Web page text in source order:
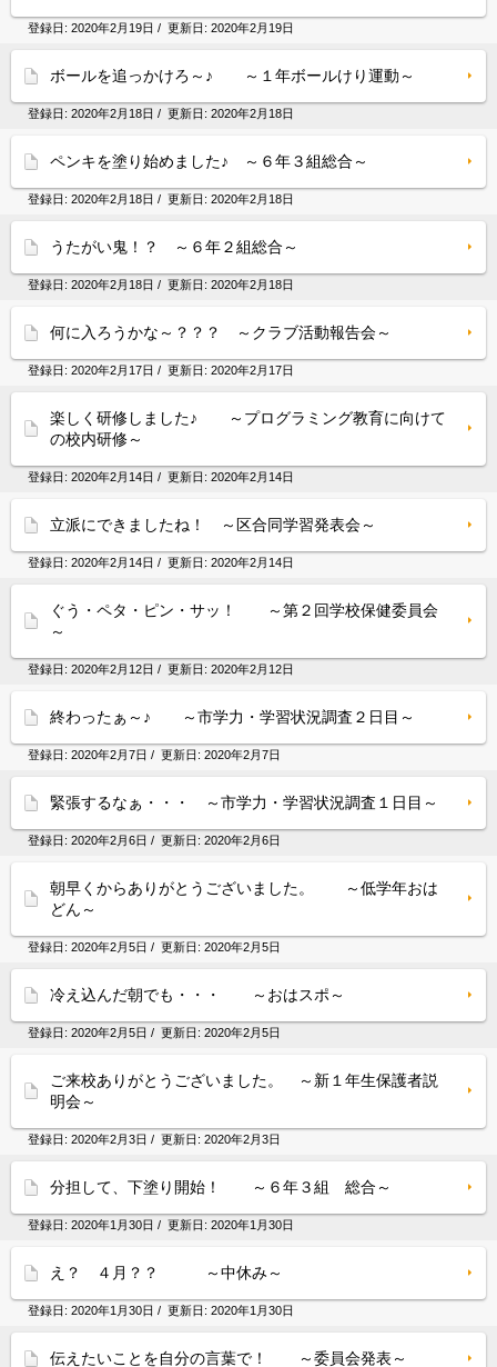
登録日: 2020年2月19日 / 更新日: 2020年2月19日
ボールを追っかけろ～♪ ～１年ボールけり運動～
登録日: 2020年2月18日 / 更新日: 2020年2月18日
ペンキを塗り始めました♪ ～６年３組総合～
登録日: 2020年2月18日 / 更新日: 2020年2月18日
うたがい鬼！？ ～６年２組総合～
登録日: 2020年2月18日 / 更新日: 2020年2月18日
何に入ろうかな～？？？ ～クラブ活動報告会～
登録日: 2020年2月17日 / 更新日: 2020年2月17日
楽しく研修しました♪ ～プログラミング教育に向けて
の校内研修～
登録日: 2020年2月14日 / 更新日: 2020年2月14日
立派にできましたね！ ～区合同学習発表会～
登録日: 2020年2月14日 / 更新日: 2020年2月14日
ぐう・ペタ・ピン・サッ！ ～第２回学校保健委員会
～
登録日: 2020年2月12日 / 更新日: 2020年2月12日
終わったぁ～♪ ～市学力・学習状況調査２日目～
登録日: 2020年2月7日 / 更新日: 2020年2月7日
緊張するなぁ・・・ ～市学力・学習状況調査１日目～
登録日: 2020年2月6日 / 更新日: 2020年2月6日
朝早くからありがとうございました。 ～低学年おは
どん～
登録日: 2020年2月5日 / 更新日: 2020年2月5日
冷え込んだ朝でも・・・ ～おはスポ～
登録日: 2020年2月5日 / 更新日: 2020年2月5日
ご来校ありがとうございました。 ～新１年生保護者説
明会～
登録日: 2020年2月3日 / 更新日: 2020年2月3日
分担して、下塗り開始！ ～６年３組 総合～
登録日: 2020年1月30日 / 更新日: 2020年1月30日
え？ ４月？？ ～中休み～
登録日: 2020年1月30日 / 更新日: 2020年1月30日
伝えたいことを自分の言葉で！ ～委員会発表～